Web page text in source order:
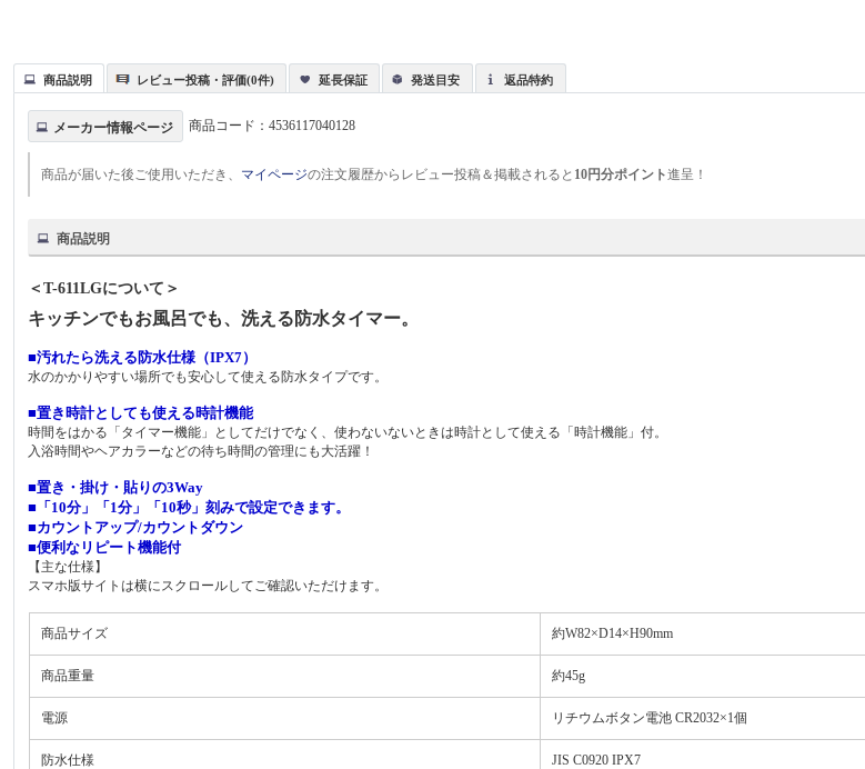
商品説明 レビュー投稿・評価(0件) 延長保証 発送目安 返品特約
メーカー情報ページ 商品コード：4536117040128
商品が届いた後ご使用いただき、 マイページの注文履歴からレビュー投稿＆掲載されると 10円分ポイント進呈！
商品説明
＜T-611LGについて＞
キッチンでもお風呂でも、洗える防水タイマー。
■汚れたら洗える防水仕様（IPX7）
水のかかりやすい場所でも安心して使える防水タイプです。
■置き時計としても使える時計機能
時間をはかる「タイマー機能」としてだけでなく、使わないないときは時計として使える「時計機能」付。
入浴時間やヘアカラーなどの待ち時間の管理にも大活躍！
■置き・掛け・貼りの3Way
■「10分」「1分」「10秒」刻みで設定できます。
■カウントアップ/カウントダウン
■便利なリピート機能付
【主な仕様】
スマホ版サイトは横にスクロールしてご確認いただけます。
商品サイズ 約W82×D14×H90mm
商品重量 約45g
電源 リチウムボタン電池 CR2032×1個
防水仕様 JIS C0920 IPX7